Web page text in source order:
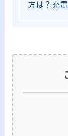
方は？充